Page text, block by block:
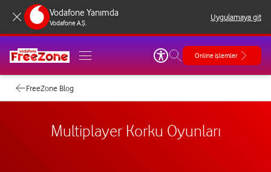
Vodafone Yanımda
Vodafone A.Ş.
Uygulamaya git
Online işlemler
FreeZone Blog
Multiplayer Korku Oyunları